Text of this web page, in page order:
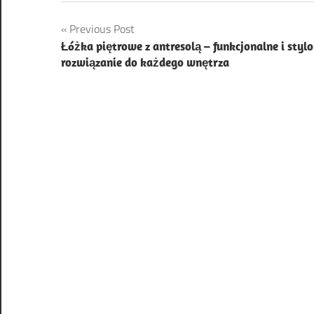
Nawigacja
wpisu
Previous Post
Łóżka piętrowe z antresolą – funkcjonalne i
rozwiązanie do każdego wnętrza